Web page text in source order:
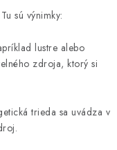
sú výnimky:
lustre alebo
zdroja, ktorý si
trieda sa uvádza v